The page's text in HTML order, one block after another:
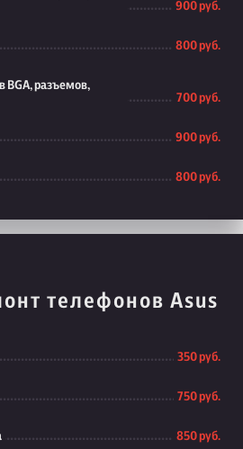
900 руб.
800 руб.
BGA, разъемов,
700 руб.
900 руб.
800 руб.
телефонов Asus
350 руб.
750 руб.
850 руб.